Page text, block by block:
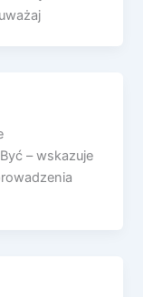
– wskazuje